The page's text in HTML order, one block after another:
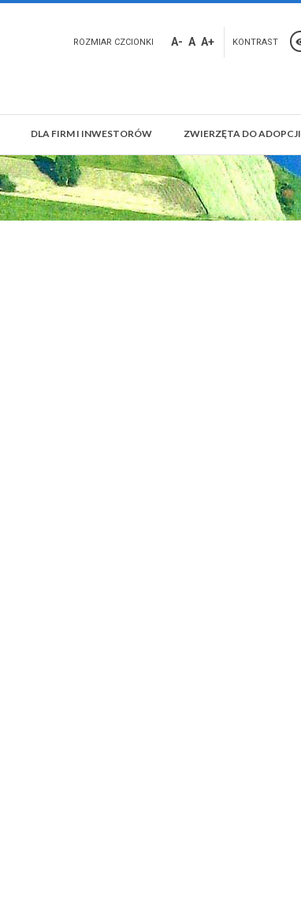
ROZMIAR CZCIONKI A- A A+ KONTRAST
DLA FIRM I INWESTORÓW ZWIERZĘTA DO ADOPCJI